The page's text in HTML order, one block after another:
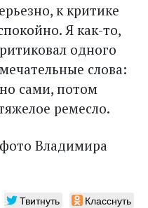
к критике
Я как-то,
одного
слова:
сами, потом
ремесло.
Владимира
Твитнуть Класснуть